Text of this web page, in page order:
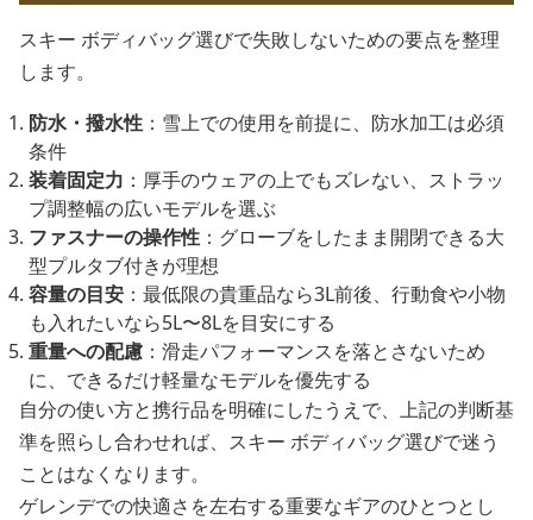
スキー ボディバッグ選びで失敗しないための要点を整理
します。
防水・撥水性 ：雪上での使用を前提に、防水加工は必須
条件
装着固定力 ：厚手のウェアの上でもズレない、ストラッ
プ調整幅の広いモデルを選ぶ
ファスナーの操作性 ：グローブをしたまま開閉できる大
型プルタブ付きが理想
容量の目安 ：最低限の貴重品なら3L前後、行動食や小物
も入れたいなら5L〜8Lを目安にする
重量への配慮 ：滑走パフォーマンスを落とさないため
に、できるだけ軽量なモデルを優先する
自分の使い方と携行品を明確にしたうえで、上記の判断基
準を照らし合わせれば、スキー ボディバッグ選びで迷う
ことはなくなります。
ゲレンデでの快適さを左右する重要なギアのひとつとし